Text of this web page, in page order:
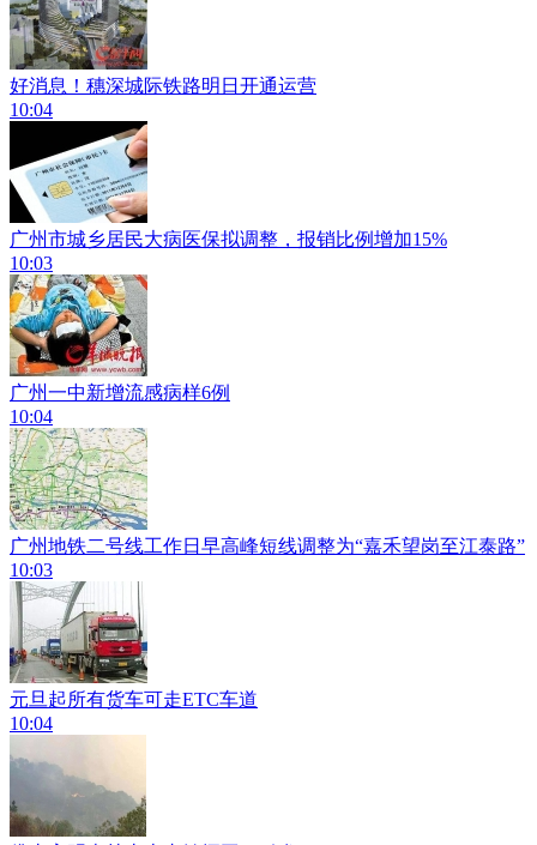
好消息！穗深城际铁路明日开通运营
10:04
广州市城乡居民大病医保拟调整，报销比例增加15%
10:03
广州一中新增流感病样6例
10:04
广州地铁二号线工作日早高峰短线调整为“嘉禾望岗至江泰路”
10:03
元旦起所有货车可走ETC车道
10:04